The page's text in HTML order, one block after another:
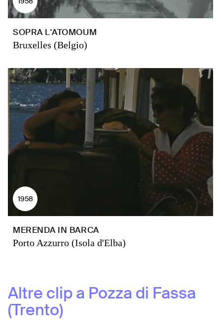
SOPRA L'ATOMOUM
Bruxelles (Belgio)
1958
MERENDA IN BARCA
Porto Azzurro (Isola d'Elba)
Altre clip a Pozza di Fassa
(Trento)